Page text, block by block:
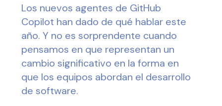
Los nuevos agentes de GitHub
Copilot han dado de qué hablar este
año. Y no es sorprendente cuando
pensamos en que representan un
cambio significativo en la forma en
que los equipos abordan el desarrollo
de software.